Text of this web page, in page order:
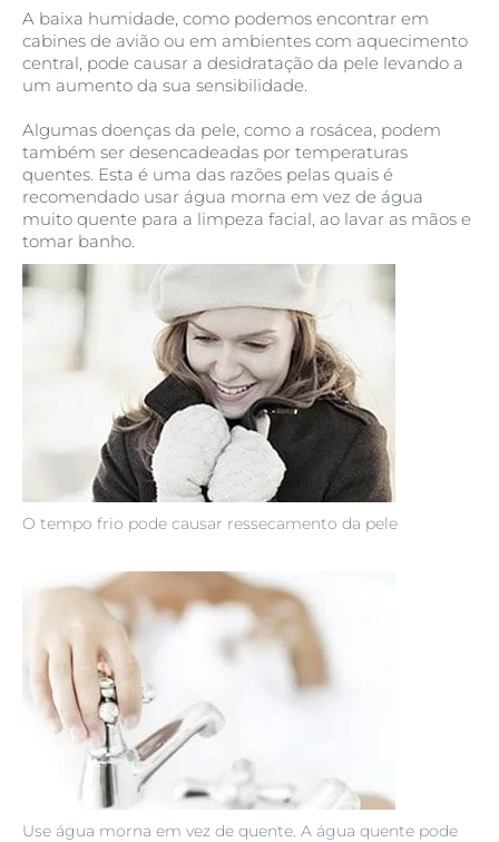
O tempo frio pode causar ressecamento da pele
Use água morna em vez de quente. A água quente pode
A baixa humidade, como podemos encontrar em
cabines de avião ou em ambientes com aquecimento
central, pode causar a desidratação da pele levando a
um aumento da sua sensibilidade.
Algumas doenças da pele, como a rosácea, podem
também ser desencadeadas por temperaturas
quentes. Esta é uma das razões pelas quais é
recomendado usar água morna em vez de água
muito quente para a limpeza facial, ao lavar as mãos e
tomar banho.